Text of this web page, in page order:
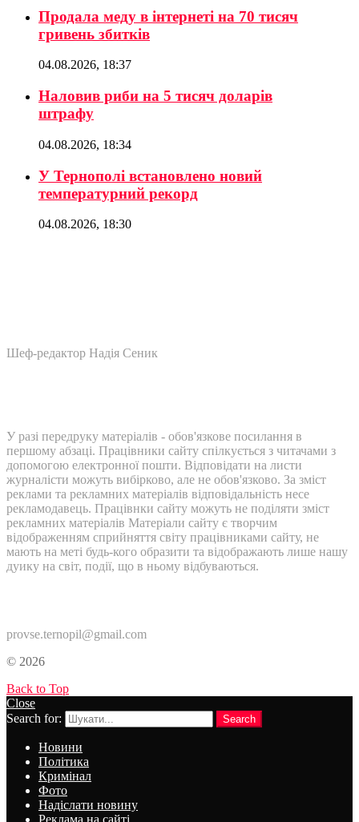
Продала меду в інтернеті на 70 тисяч
гривень збитків
04.08.2026, 18:37
Наловив риби на 5 тисяч доларів
штрафу
04.08.2026, 18:34
У Тернополі встановлено новий
температурний рекорд
04.08.2026, 18:30
Шеф-редактор Надія Сеник
У разі передруку матеріалів - обов'язкове посилання в
першому абзаці. Працівники сайту спілкується з читачами з
допомогою електронної пошти. Відповідати на листи
журналісти можуть вибірково, але не обов'язково. За зміст
реклами та рекламних матеріалів відповідальність несе
рекламодавець. Працівнки сайту можуть не поділяти зміст
рекламних матеріалів Матеріали сайту є творчим
відображенням сприйняття світу працівниками сайту, не
мають на меті будь-кого образити та відображають лише нашу
дуику на світ, події, що в ньому відбуваються.
provse.ternopil@gmail.com
© 2026
Back to Top
Close
Search for:
Search
Новини
Політика
Кримінал
Фото
Надіслати новину
Реклама на сайті